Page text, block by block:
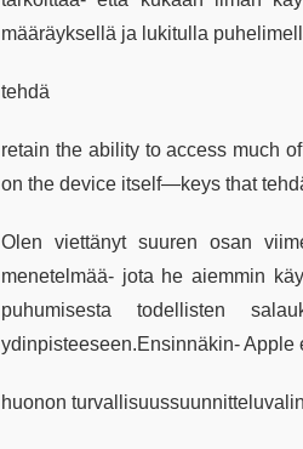
määräyksellä ja lukitulla
tehdä
retain the ability to access much
on the device itself—keys that
Olen viettänyt suuren osan
menetelmää- jota he aiemmin
puhumisesta todellisten
ydinpisteeseen.Ensinnäkin-
huonon